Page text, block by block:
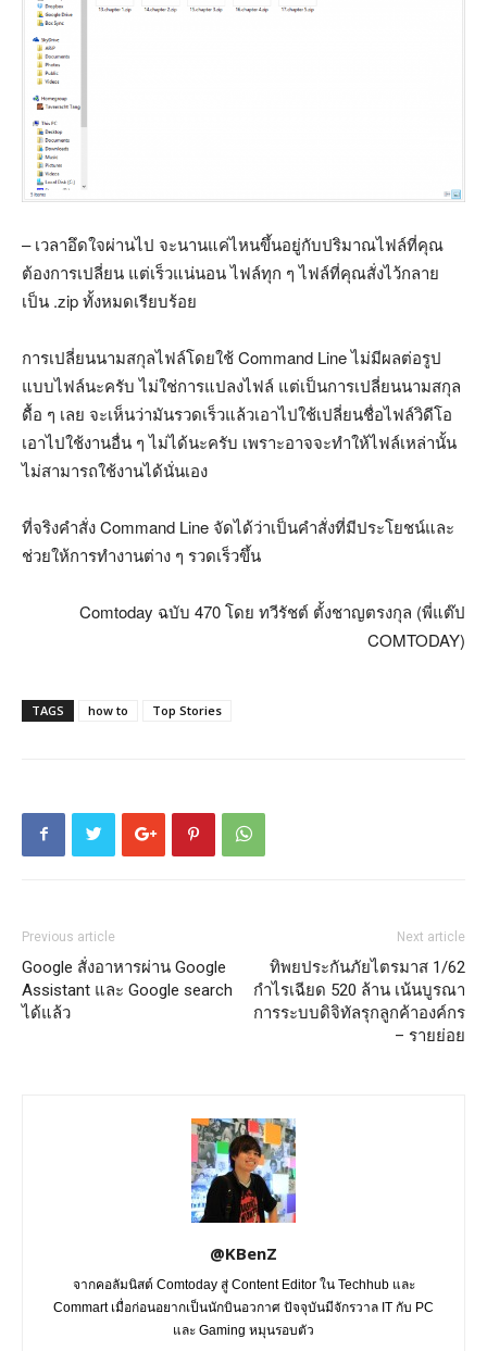
– เวลาอึดใจผ่านไป จะนานแค่ไหนขึ้นอยู่กับปริมาณไฟล์ที่คุณ
ต้องการเปลี่ยน แต่เร็วแน่นอน ไฟล์ทุก ๆ ไฟล์ที่คุณสั่งไว้กลาย
เป็น .zip ทั้งหมดเรียบร้อย
การเปลี่ยนนามสกุลไฟล์โดยใช้ Command Line ไม่มีผลต่อรูป
แบบไฟล์นะครับ ไม่ใช่การแปลงไฟล์ แต่เป็นการเปลี่ยนนามสกุล
ดื้อ ๆ เลย จะเห็นว่ามันรวดเร็วแล้วเอาไปใช้เปลี่ยนชื่อไฟล์วิดีโอ
เอาไปใช้งานอื่น ๆ ไม่ได้นะครับ เพราะอาจจะทำให้ไฟล์เหล่านั้น
ไม่สามารถใช้งานได้นั่นเอง
ที่จริงคำสั่ง Command Line จัดได้ว่าเป็นคำสั่งที่มีประโยชน์และ
ช่วยให้การทำงานต่าง ๆ รวดเร็วขึ้น
Comtoday ฉบับ 470 โดย ทวีรัชต์ ตั้งชาญตรงกุล (พี่แต๊ป
COMTODAY)
TAGS how to Top Stories
Previous article
Google สั่งอาหารผ่าน Google
Assistant และ Google search
ได้แล้ว
Next article
ทิพยประกันภัยไตรมาส 1/62
กำไรเฉียด 520 ล้าน เน้นบูรณา
การระบบดิจิทัลรุกลูกค้าองค์กร
– รายย่อย
@KBenZ
จากคอลัมนิสต์ Comtoday สู่ Content Editor ใน Techhub และ
Commart เมื่อก่อนอยากเป็นนักบินอวกาศ ปัจจุบันมีจักรวาล IT กับ PC
และ Gaming หมุนรอบตัว